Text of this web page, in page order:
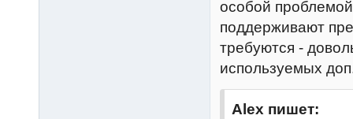
особой
поддерживают
требуются -
используемых
Alex пишет: